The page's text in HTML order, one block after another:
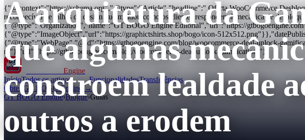
{"@context":"https://schema.org","@type":"Article","headline":" Oferta WooCommerce
reconhecível de falhas de design que moldou como os clientes respondem à mecânica de
{"@type":"Organization","name":"GT BOGO Engine Editorial","url":"https://
{"@type":"ImageObject","url":"https://graphictshirts.shop/bogo/icon-
{"@type":"WebPage","@id":"https://gtbogoengine.com/blog/woocommerce-deal-unlock-
n/"},"url":"https://gtbogoengine.com/blog/woocommerce-deal-unlock-gamification/"}
Engine
InícioTodos os artigos FuncionalidadesTransferências
Obter GT BOGO Engine →
GT BOGO Engine›Blogue›Guias
A arquitetura da
que algumas
constroem lealdade
outros a erodem